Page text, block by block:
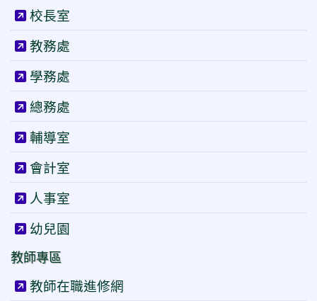
校長室
教務處
學務處
總務處
輔導室
會計室
人事室
幼兒園
教師專區
教師在職進修網